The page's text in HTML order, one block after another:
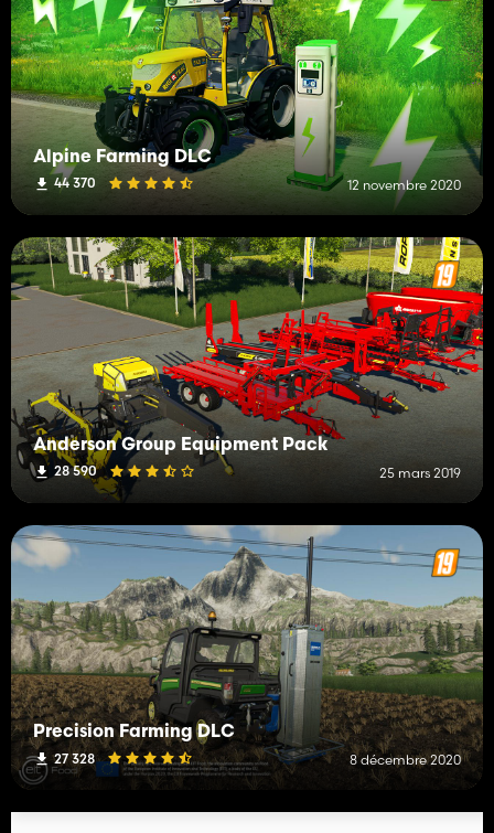
Alpine Farming DLC
44 370 12 novembre 2020
Anderson Group Equipment Pack
28 590 25 mars 2019
Precision Farming DLC
27 328 8 décembre 2020